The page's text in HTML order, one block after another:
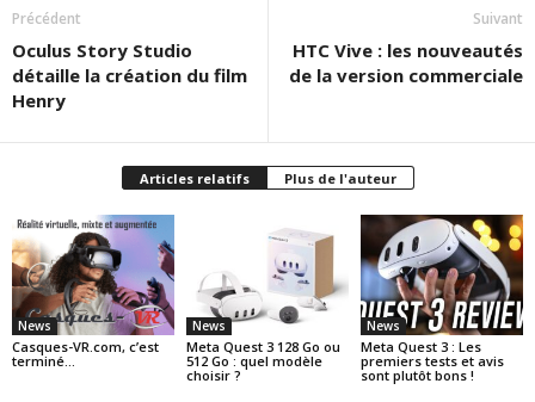
Précédent
Oculus Story Studio
détaille la création du film
Henry
Suivant
HTC Vive : les nouveautés
de la version commerciale
Articles relatifs Plus de l'auteur
News
Casques-VR.com, c’est
terminé…
News
Meta Quest 3 128 Go ou
512 Go : quel modèle
choisir ?
News
Meta Quest 3 : Les
premiers tests et avis
sont plutôt bons !